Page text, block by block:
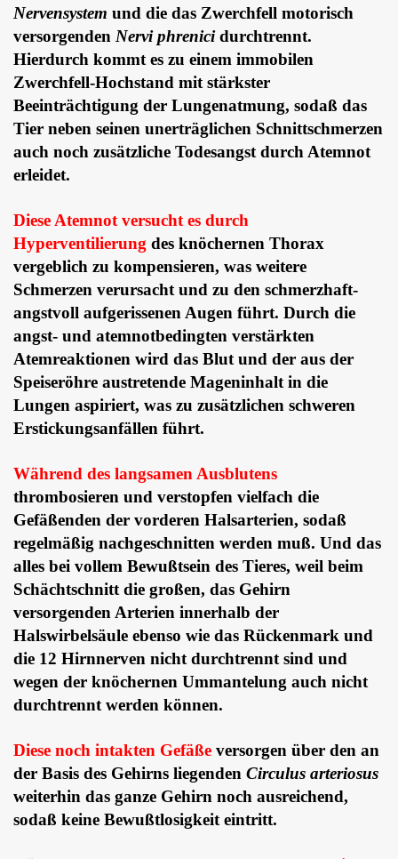
Nervensystem und die das Zwerchfell motorisch
versorgenden Nervi phrenicidurchtrennt.
Hierdurch kommt es zu einem immobilen
Zwerchfell-Hochstand mit stärkster
Beeinträchtigung der Lungenatmung, sodaß das
Tier neben seinen unerträglichen Schnittschmerzen
auch noch zusätzliche Todesangst durch Atemnot
erleidet.
Diese Atemnot versucht es durch
Hyperventilierung des knöchernen Thorax
vergeblich zu kompensieren, was weitere
Schmerzen verursacht und zu den schmerzhaft-
angstvoll aufgerissenen Augen führt. Durch die
angst- und atemnotbedingten verstärkten
Atemreaktionen wird das Blut und der aus der
Speiseröhre austretende Mageninhalt in die
Lungen aspiriert, was zu zusätzlichen schweren
Erstickungsanfällen führt.
Während des langsamen Ausblutens
thrombosieren und verstopfen vielfach die
Gefäßenden der vorderen Halsarterien, sodaß
regelmäßig nachgeschnitten werden muß. Und das
alles bei vollem Bewußtsein des Tieres, weil beim
Schächtschnitt die großen, das Gehirn
versorgenden Arterien innerhalb der
Halswirbelsäule ebenso wie das Rückenmark und
die 12 Hirnnerven nicht durchtrennt sind und
wegen der knöchernen Ummantelung auch nicht
durchtrennt werden können.
Diese noch intakten Gefäße versorgen über den an
der Basis des Gehirns liegenden Circulus arteriosus
weiterhin das ganze Gehirn noch ausreichend,
sodaß keine Bewußtlosigkeit eintritt.